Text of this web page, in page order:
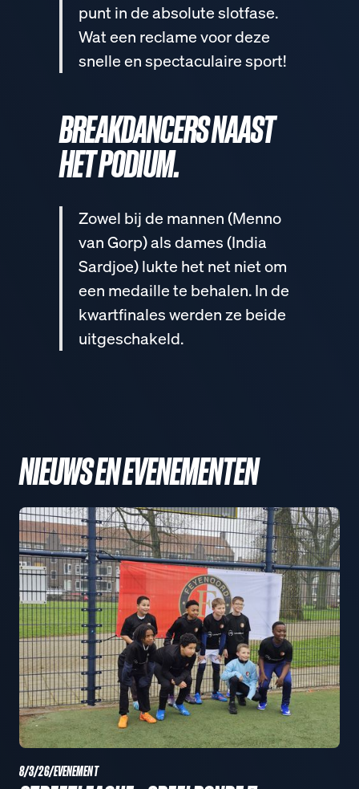
punt in de absolute slotfase.
Wat een reclame voor deze
snelle en spectaculaire sport!
BREAKDANCERS NAAST
HET PODIUM.
Zowel bij de mannen (Menno
van Gorp) als dames (India
Sardjoe) lukte het net niet om
een medaille te behalen. In de
kwartfinales werden ze beide
uitgeschakeld.
NIEUWS EN EVENEMENTEN
8/3/26/EVENEMENT